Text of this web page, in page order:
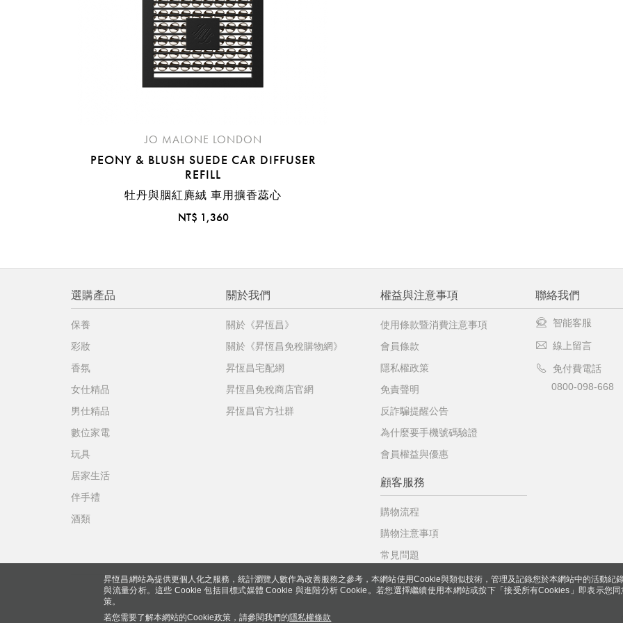
JO MALONE LONDON
PEONY & BLUSH SUEDE CAR DIFFUSER
REFILL
牡丹與胭紅麂絨 車用擴香蕊心
NT$ 1,360
昇恆昌網站為提供更個人化之服務，統計瀏覽人數作為改善服務之參考，本網站使用Cookie與類似技術，管理及記錄您於本網站中的活動紀
與流量分析。這些 Cookie 包括目標式媒體 Cookie 與進階分析 Cookie。若您選擇繼續使用本網站或按下「接受所有Cookies」即表示您
策。
若您需要了解本網站的Cookie政策，請參閱我們的隱私權條款
選購產品
保養
彩妝
香氛
女仕精品
男仕精品
數位家電
玩具
居家生活
伴手禮
酒類
關於我們
關於《昇恆昌》
關於《昇恆昌免稅購物網》
昇恆昌宅配網
昇恆昌免稅商店官網
昇恆昌官方社群
權益與注意事項
使用條款暨消費注意事項
會員條款
隱私權政策
免責聲明
反詐騙提醒公告
為什麼要手機號碼驗證
會員權益與優惠
顧客服務
購物流程
購物注意事項
常見問題
聯絡我們
智能客服
線上留言
免付費電話
0800-098-668